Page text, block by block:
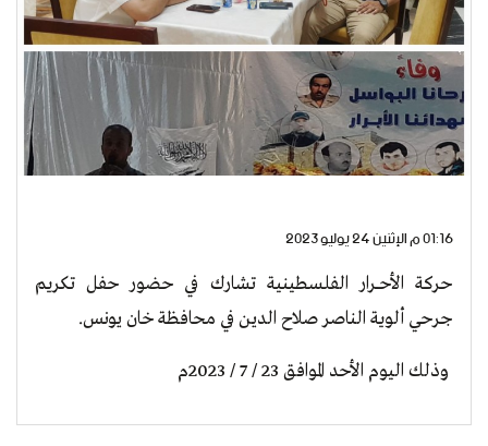
01:16 م الإثنين 24 يوليو 2023
حركة الأحـــرار الفلسطينية تشارك في حضور حفل تكريم
جرحي ألوية الناصر صلاح الدين في محافظة خان يونس.
وذلك اليوم الأحد الموافق 23 / 7 / 2023م